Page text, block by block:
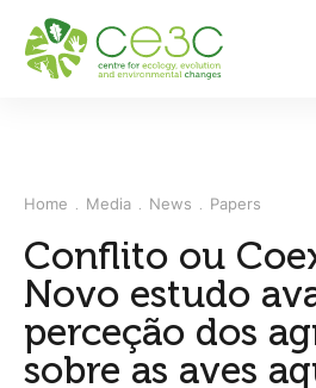
Home Media News Papers
Conflito ou
Novo estudo
perceção dos
sobre as aves